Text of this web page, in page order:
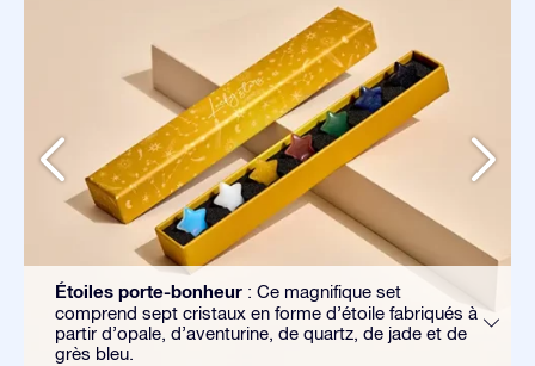
Étoiles porte-bonheur : Ce magnifique set
comprend sept cristaux en forme d’étoile fabriqués à
partir d’opale, d’aventurine, de quartz, de jade et de
grès bleu.